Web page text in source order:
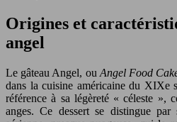
Origines et
angel
Le gâteau Angel, ou Angel Food
dans la cuisine américaine du XIXe
référence à sa légèreté « céleste »,
anges. Ce dessert se distingue par